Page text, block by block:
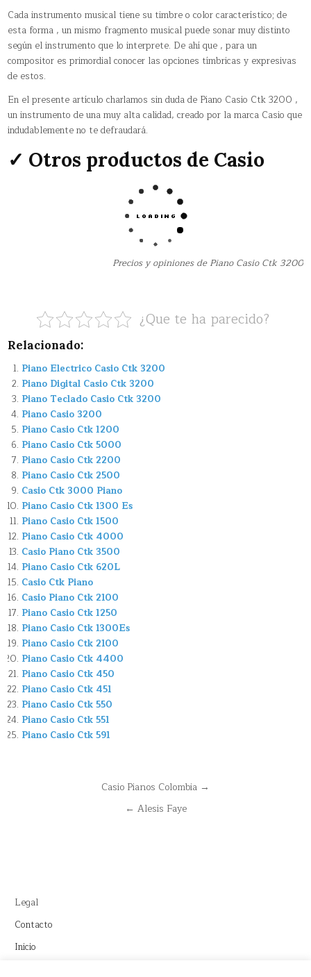
Cada instrumento musical tiene su timbre o color característico; de
esta forma , un mismo fragmento musical puede sonar muy distinto
según el instrumento que lo interprete. De ahí que , para un
compositor es primordial conocer las opciones tímbricas y expresivas
de estos.
En el presente artículo charlamos sin duda de Piano Casio Ctk 3200 ,
un instrumento de una muy alta calidad, creado por la marca Casio que
indudablemente no te defraudará.
✓ Otros productos de Casio
Precios y opiniones de Piano Casio Ctk 3200
¿Que te ha parecido?
Relacionado:
Piano Electrico Casio Ctk 3200
Piano Digital Casio Ctk 3200
Piano Teclado Casio Ctk 3200
Piano Casio 3200
Piano Casio Ctk 1200
Piano Casio Ctk 5000
Piano Casio Ctk 2200
Piano Casio Ctk 2500
Casio Ctk 3000 Piano
Piano Casio Ctk 1300 Es
Piano Casio Ctk 1500
Piano Casio Ctk 4000
Casio Piano Ctk 3500
Piano Casio Ctk 620L
Casio Ctk Piano
Casio Piano Ctk 2100
Piano Casio Ctk 1250
Piano Casio Ctk 1300Es
Piano Casio Ctk 2100
Piano Casio Ctk 4400
Piano Casio Ctk 450
Piano Casio Ctk 451
Piano Casio Ctk 550
Piano Casio Ctk 551
Piano Casio Ctk 591
NavegaciónCasio Pianos Colombia →
← Alesis Faye
Legal
Contacto
Inicio